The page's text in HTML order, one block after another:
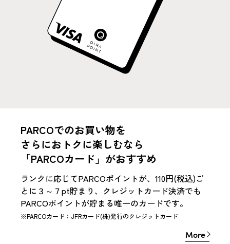
PARCOでのお買い物を
さらにおトクに楽しむなら
「PARCOカード」がおすすめ
ランクに応じてPARCOポイントが、110円(税込)ご
とに３～７pt貯まり、クレジットカード決済でも
PARCOポイントが貯まる唯一のカードです。
※PARCOカード：JFRカード(株)発行のクレジットカード
More